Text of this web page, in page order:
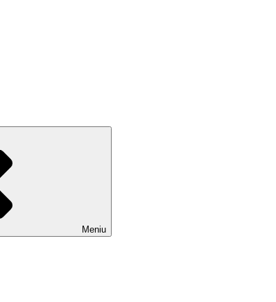
Meniu